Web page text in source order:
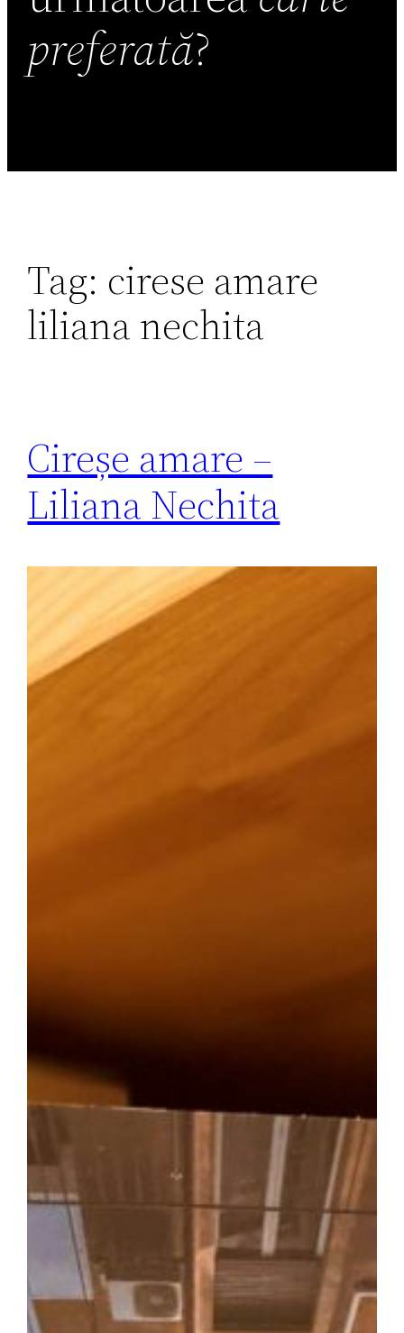
preferată?
Tag: cirese amare
liliana nechita
Cireșe amare –
Liliana Nechita